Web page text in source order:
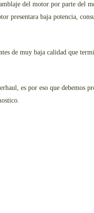
del motor por parte del
presentara baja potencia,
de muy baja calidad que
es por eso que debemos